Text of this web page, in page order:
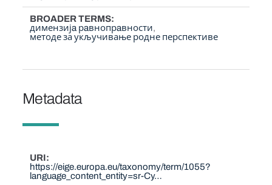
BROADER TERMS
димензијa рaвнопрaвности
методе за укључивање родне перспективе
Metadata
URI
https://eige.europa.eu/taxonomy/term/1055?
language_content_entity=sr-Cy…